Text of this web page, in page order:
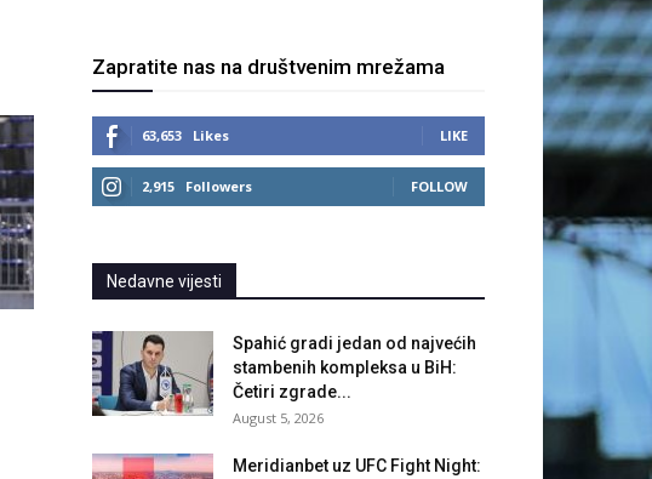
Zapratite nas na društvenim mrežama
63,653 Likes LIKE
2,915 Followers FOLLOW
Nedavne vijesti
Spahić gradi jedan od najvećih
stambenih kompleksa u BiH:
Četiri zgrade...
August 5, 2026
Meridianbet uz UFC Fight Night: